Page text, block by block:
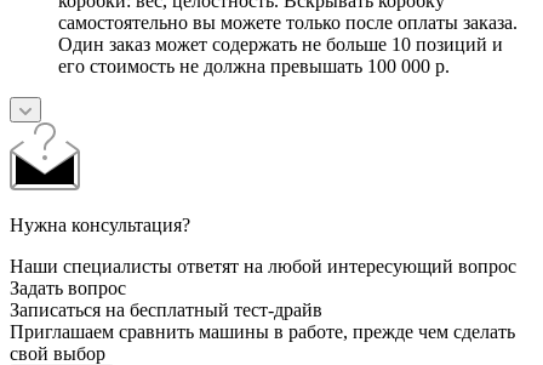
самостоятельно вы можете только после оплаты заказа.
Один заказ может содержать не больше 10 позиций и
его стоимость не должна превышать 100 000 р.
Нужна консультация?
Наши специалисты ответят на любой интересующий вопрос
Задать вопрос
Записаться на бесплатный тест-драйв
Приглашаем сравнить машины в работе, прежде чем сделать
свой выбор